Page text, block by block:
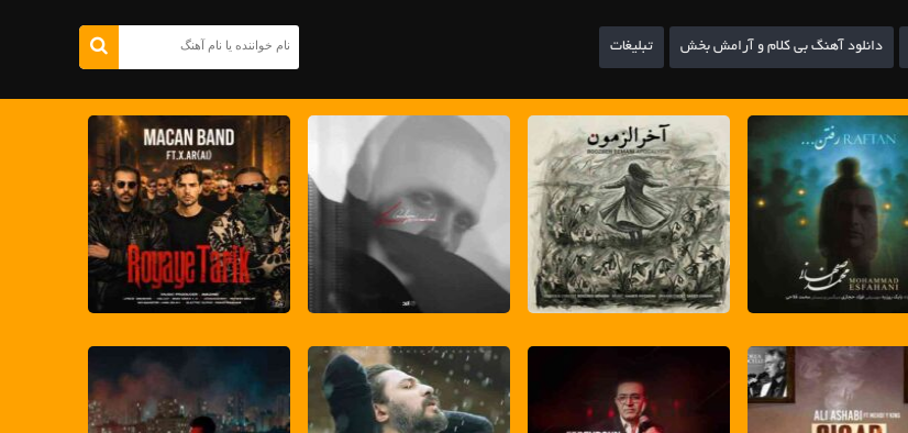
دانلود آهنگ بی کلام و آرامش بخش تبلیغات